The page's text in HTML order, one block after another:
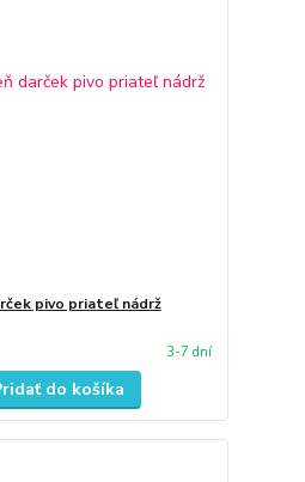
pivo priateľ nádrž
3-7 dní
do košíka